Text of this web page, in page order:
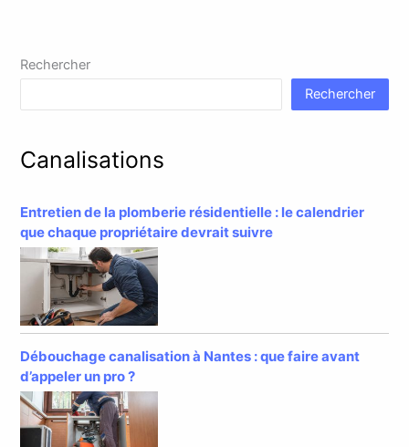
Rechercher
Rechercher
Canalisations
Entretien de la plomberie résidentielle : le calendrier
que chaque propriétaire devrait suivre
Débouchage canalisation à Nantes : que faire avant
d’appeler un pro ?